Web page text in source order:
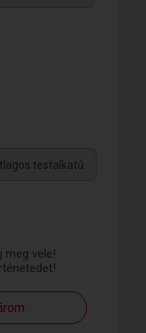
meg vele!
testalkatú